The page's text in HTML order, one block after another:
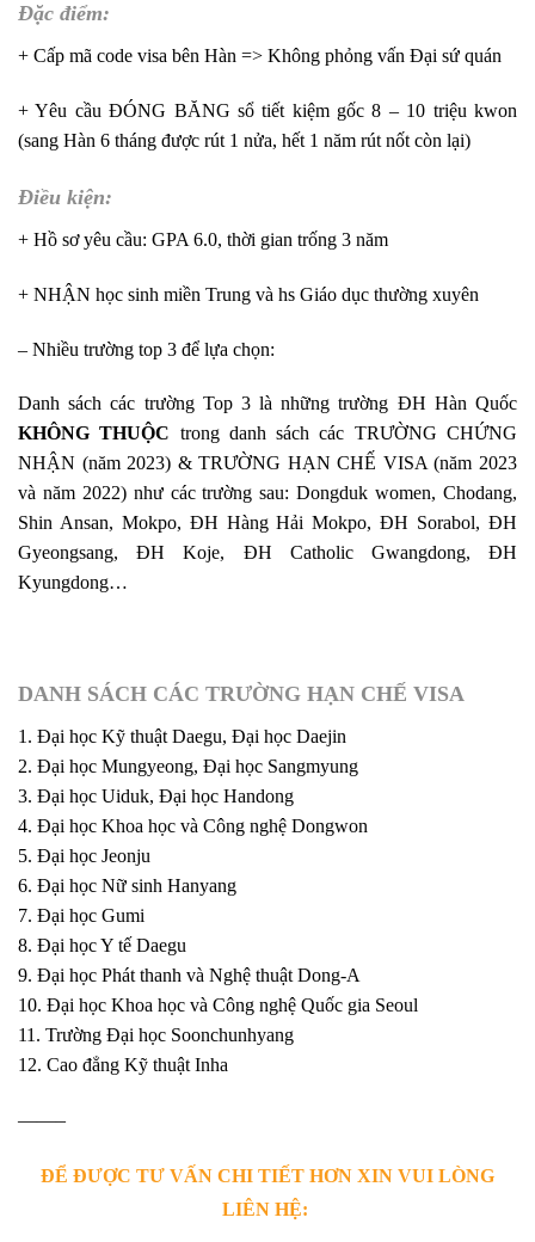
Đặc điểm:
+ Cấp mã code visa bên Hàn => Không phỏng vấn Đại sứ quán
+ Yêu cầu ĐÓNG BĂNG sổ tiết kiệm gốc 8 – 10 triệu kwon
(sang Hàn 6 tháng được rút 1 nửa, hết 1 năm rút nốt còn lại)
Điều kiện:
+ Hồ sơ yêu cầu: GPA 6.0, thời gian trống 3 năm
+ NHẬN học sinh miền Trung và hs Giáo dục thường xuyên
– Nhiều trường top 3 để lựa chọn:
Danh sách các trường Top 3 là những trường ĐH Hàn Quốc
KHÔNG THUỘC trong danh sách các TRƯỜNG CHỨNG
NHẬN (năm 2023) & TRƯỜNG HẠN CHẾ VISA (năm 2023
và năm 2022) như các trường sau: Dongduk women, Chodang,
Shin Ansan, Mokpo, ĐH Hàng Hải Mokpo, ĐH Sorabol, ĐH
Gyeongsang, ĐH Koje, ĐH Catholic Gwangdong, ĐH
Kyungdong…
DANH SÁCH CÁC TRƯỜNG HẠN CHẾ VISA
1. Đại học Kỹ thuật Daegu, Đại học Daejin
2. Đại học Mungyeong, Đại học Sangmyung
3. Đại học Uiduk, Đại học Handong
4. Đại học Khoa học và Công nghệ Dongwon
5. Đại học Jeonju
6. Đại học Nữ sinh Hanyang
7. Đại học Gumi
8. Đại học Y tế Daegu
9. Đại học Phát thanh và Nghệ thuật Dong-A
10. Đại học Khoa học và Công nghệ Quốc gia Seoul
11. Trường Đại học Soonchunhyang
12. Cao đẳng Kỹ thuật Inha
——–
ĐỂ ĐƯỢC TƯ VẤN CHI TIẾT HƠN XIN VUI LÒNG
LIÊN HỆ: